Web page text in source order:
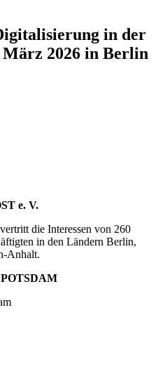
in der
2026 in Berlin
e. V.
die Interessen von 260
in den Ländern Berlin,
Anhalt.